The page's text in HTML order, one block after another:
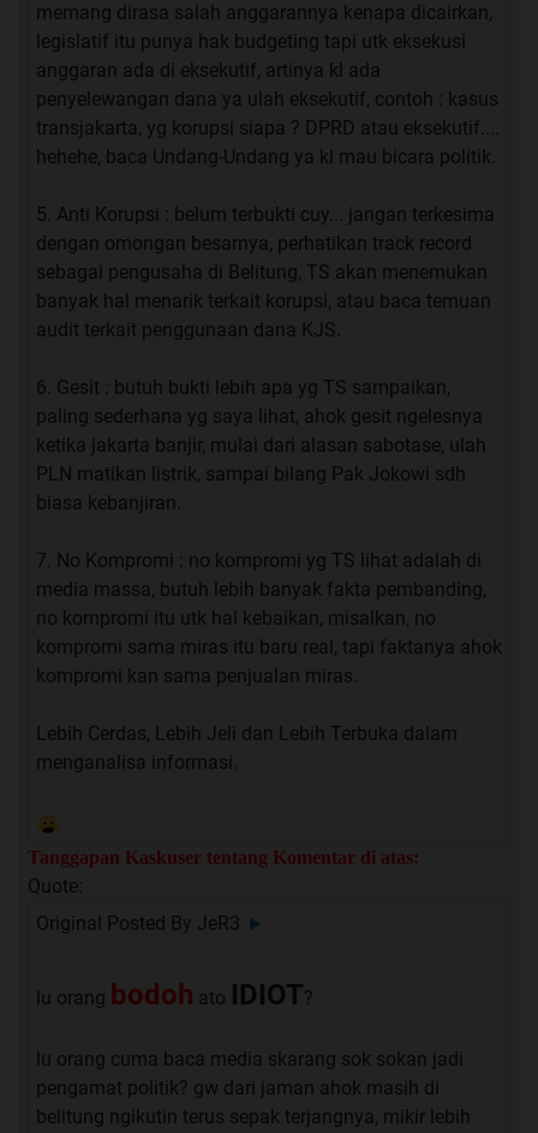
memang dirasa salah anggarannya kenapa dicairkan,
legislatif itu punya hak budgeting tapi utk eksekusi
anggaran ada di eksekutif, artinya kl ada
penyelewangan dana ya ulah eksekutif, contoh : kasus
transjakarta, yg korupsi siapa ? DPRD atau eksekutif....
hehehe, baca Undang-Undang ya kl mau bicara politik.
5. Anti Korupsi : belum terbukti cuy... jangan terkesima
dengan omongan besarnya, perhatikan track record
sebagai pengusaha di Belitung, TS akan menemukan
banyak hal menarik terkait korupsi, atau baca temuan
audit terkait penggunaan dana KJS.
6. Gesit : butuh bukti lebih apa yg TS sampaikan,
paling sederhana yg saya lihat, ahok gesit ngelesnya
ketika jakarta banjir, mulai dari alasan sabotase, ulah
PLN matikan listrik, sampai bilang Pak Jokowi sdh
biasa kebanjiran.
7. No Kompromi : no kompromi yg TS lihat adalah di
media massa, butuh lebih banyak fakta pembanding,
no kompromi itu utk hal kebaikan, misalkan, no
kompromi sama miras itu baru real, tapi faktanya ahok
kompromi kan sama penjualan miras.
Lebih Cerdas, Lebih Jeli dan Lebih Terbuka dalam
menganalisa informasi.
Tanggapan Kaskuser tentang Komentar di atas:
Quote:
Original Posted By JeR3 ►
lu orang bodoh ato IDIOT?
lu orang cuma baca media skarang sok sokan jadi
pengamat politik? gw dari jaman ahok masih di
belitung ngikutin terus sepak terjangnya, mikir lebih